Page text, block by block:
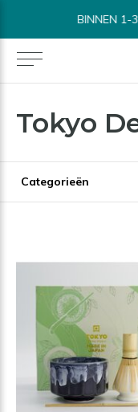
BINNEN 1-
Tokyo
Categorieën